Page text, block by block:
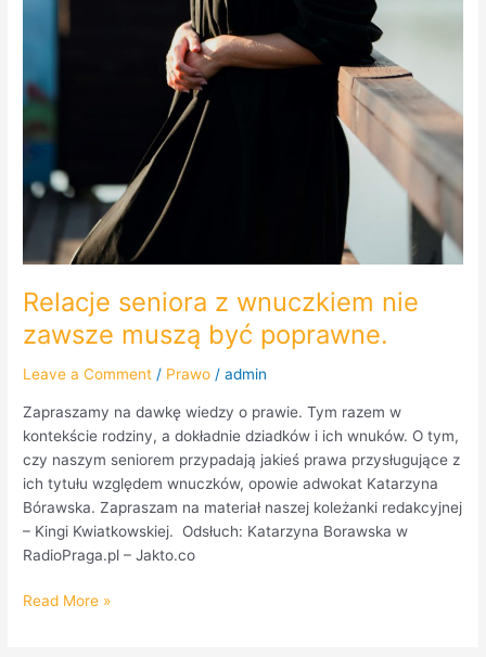
Relacje seniora z wnuczkiem nie
zawsze muszą być poprawne.
Leave a Comment / Prawo /admin
Zapraszamy na dawkę wiedzy o prawie. Tym razem w
kontekście rodziny, a dokładnie dziadków i ich wnuków. O tym,
czy naszym seniorem przypadają jakieś prawa przysługujące z
ich tytułu względem wnuczków, opowie adwokat Katarzyna
Bórawska. Zapraszam na materiał naszej koleżanki redakcyjnej
– Kingi Kwiatkowskiej. Odsłuch: Katarzyna Borawska w
RadioPraga.pl – Jakto.co
Read More »